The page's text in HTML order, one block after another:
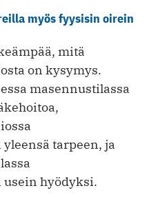
myös fyysisin oirein
mitä
on kysymys.
masennustilassa
tarpeen, ja
usein hyödyksi.